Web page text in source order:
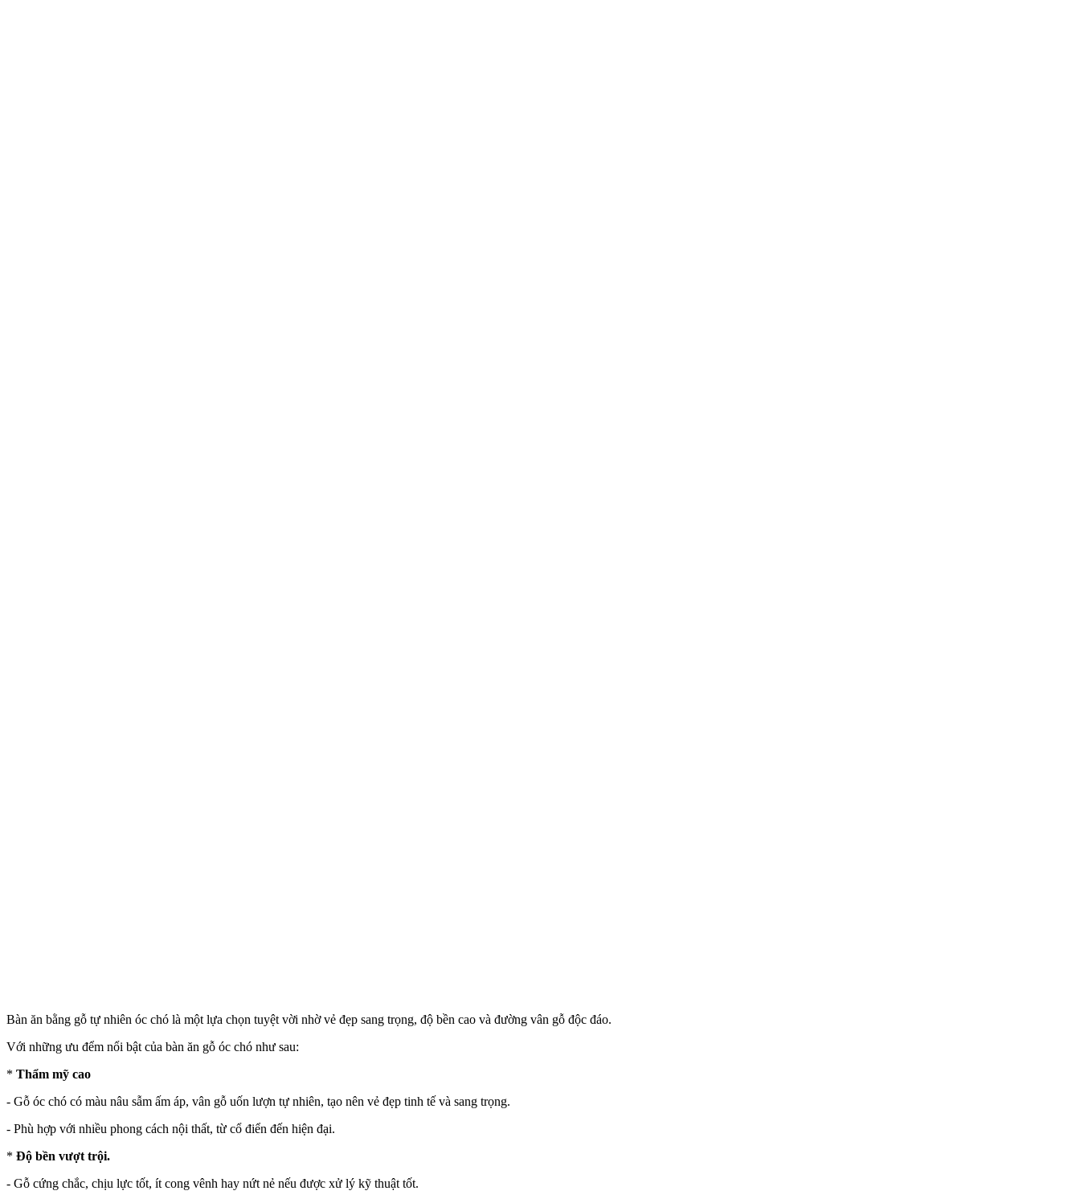
Bàn ăn bằng gỗ tự nhiên óc chó là một lựa chọn tuyệt vời nhờ vẻ đẹp sang trọng, độ bền cao và đường vân gỗ độc đáo.
Với những ưu đểm nổi bật của bàn ăn gỗ óc chó như sau:
* Thẩm mỹ cao
- Gỗ óc chó có màu nâu sẫm ấm áp, vân gỗ uốn lượn tự nhiên, tạo nên vẻ đẹp tinh tế và sang trọng.
- Phù hợp với nhiều phong cách nội thất, từ cổ điển đến hiện đại.
* Độ bền vượt trội.
- Gỗ cứng chắc, chịu lực tốt, ít cong vênh hay nứt nẻ nếu được xử lý kỹ thuật tốt.